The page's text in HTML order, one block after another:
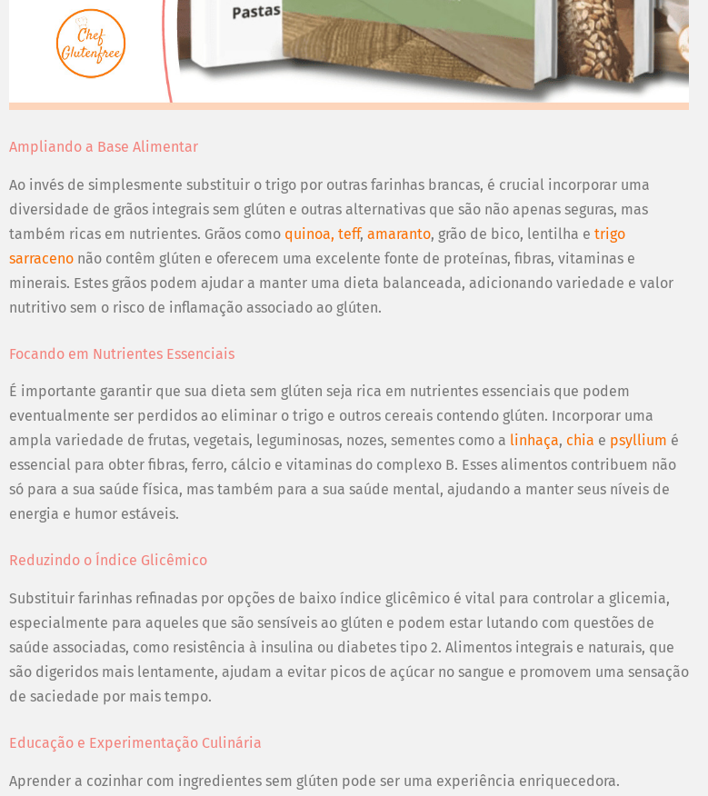
Ampliando a Base Alimentar
Ao invés de simplesmente substituir o trigo por outras farinhas brancas, é crucial incorporar uma
diversidade de grãos integrais sem glúten e outras alternativas que são não apenas seguras, mas
também ricas em nutrientes. Grãos como quinoa, teff, amaranto, grão de bico, lentilha e trigo
sarraceno não contêm glúten e oferecem uma excelente fonte de proteínas, fibras, vitaminas e
minerais. Estes grãos podem ajudar a manter uma dieta balanceada, adicionando variedade e valor
nutritivo sem o risco de inflamação associado ao glúten.
Focando em Nutrientes Essenciais
É importante garantir que sua dieta sem glúten seja rica em nutrientes essenciais que podem
eventualmente ser perdidos ao eliminar o trigo e outros cereais contendo glúten. Incorporar uma
ampla variedade de frutas, vegetais, leguminosas, nozes, sementes como a linhaça, chia e psyllium é
essencial para obter fibras, ferro, cálcio e vitaminas do complexo B. Esses alimentos contribuem não
só para a sua saúde física, mas também para a sua saúde mental, ajudando a manter seus níveis de
energia e humor estáveis.
Reduzindo o Índice Glicêmico
Substituir farinhas refinadas por opções de baixo índice glicêmico é vital para controlar a glicemia,
especialmente para aqueles que são sensíveis ao glúten e podem estar lutando com questões de
saúde associadas, como resistência à insulina ou diabetes tipo 2. Alimentos integrais e naturais, que
são digeridos mais lentamente, ajudam a evitar picos de açúcar no sangue e promovem uma sensação
de saciedade por mais tempo.
Educação e Experimentação Culinária
Aprender a cozinhar com ingredientes sem glúten pode ser uma experiência enriquecedora.